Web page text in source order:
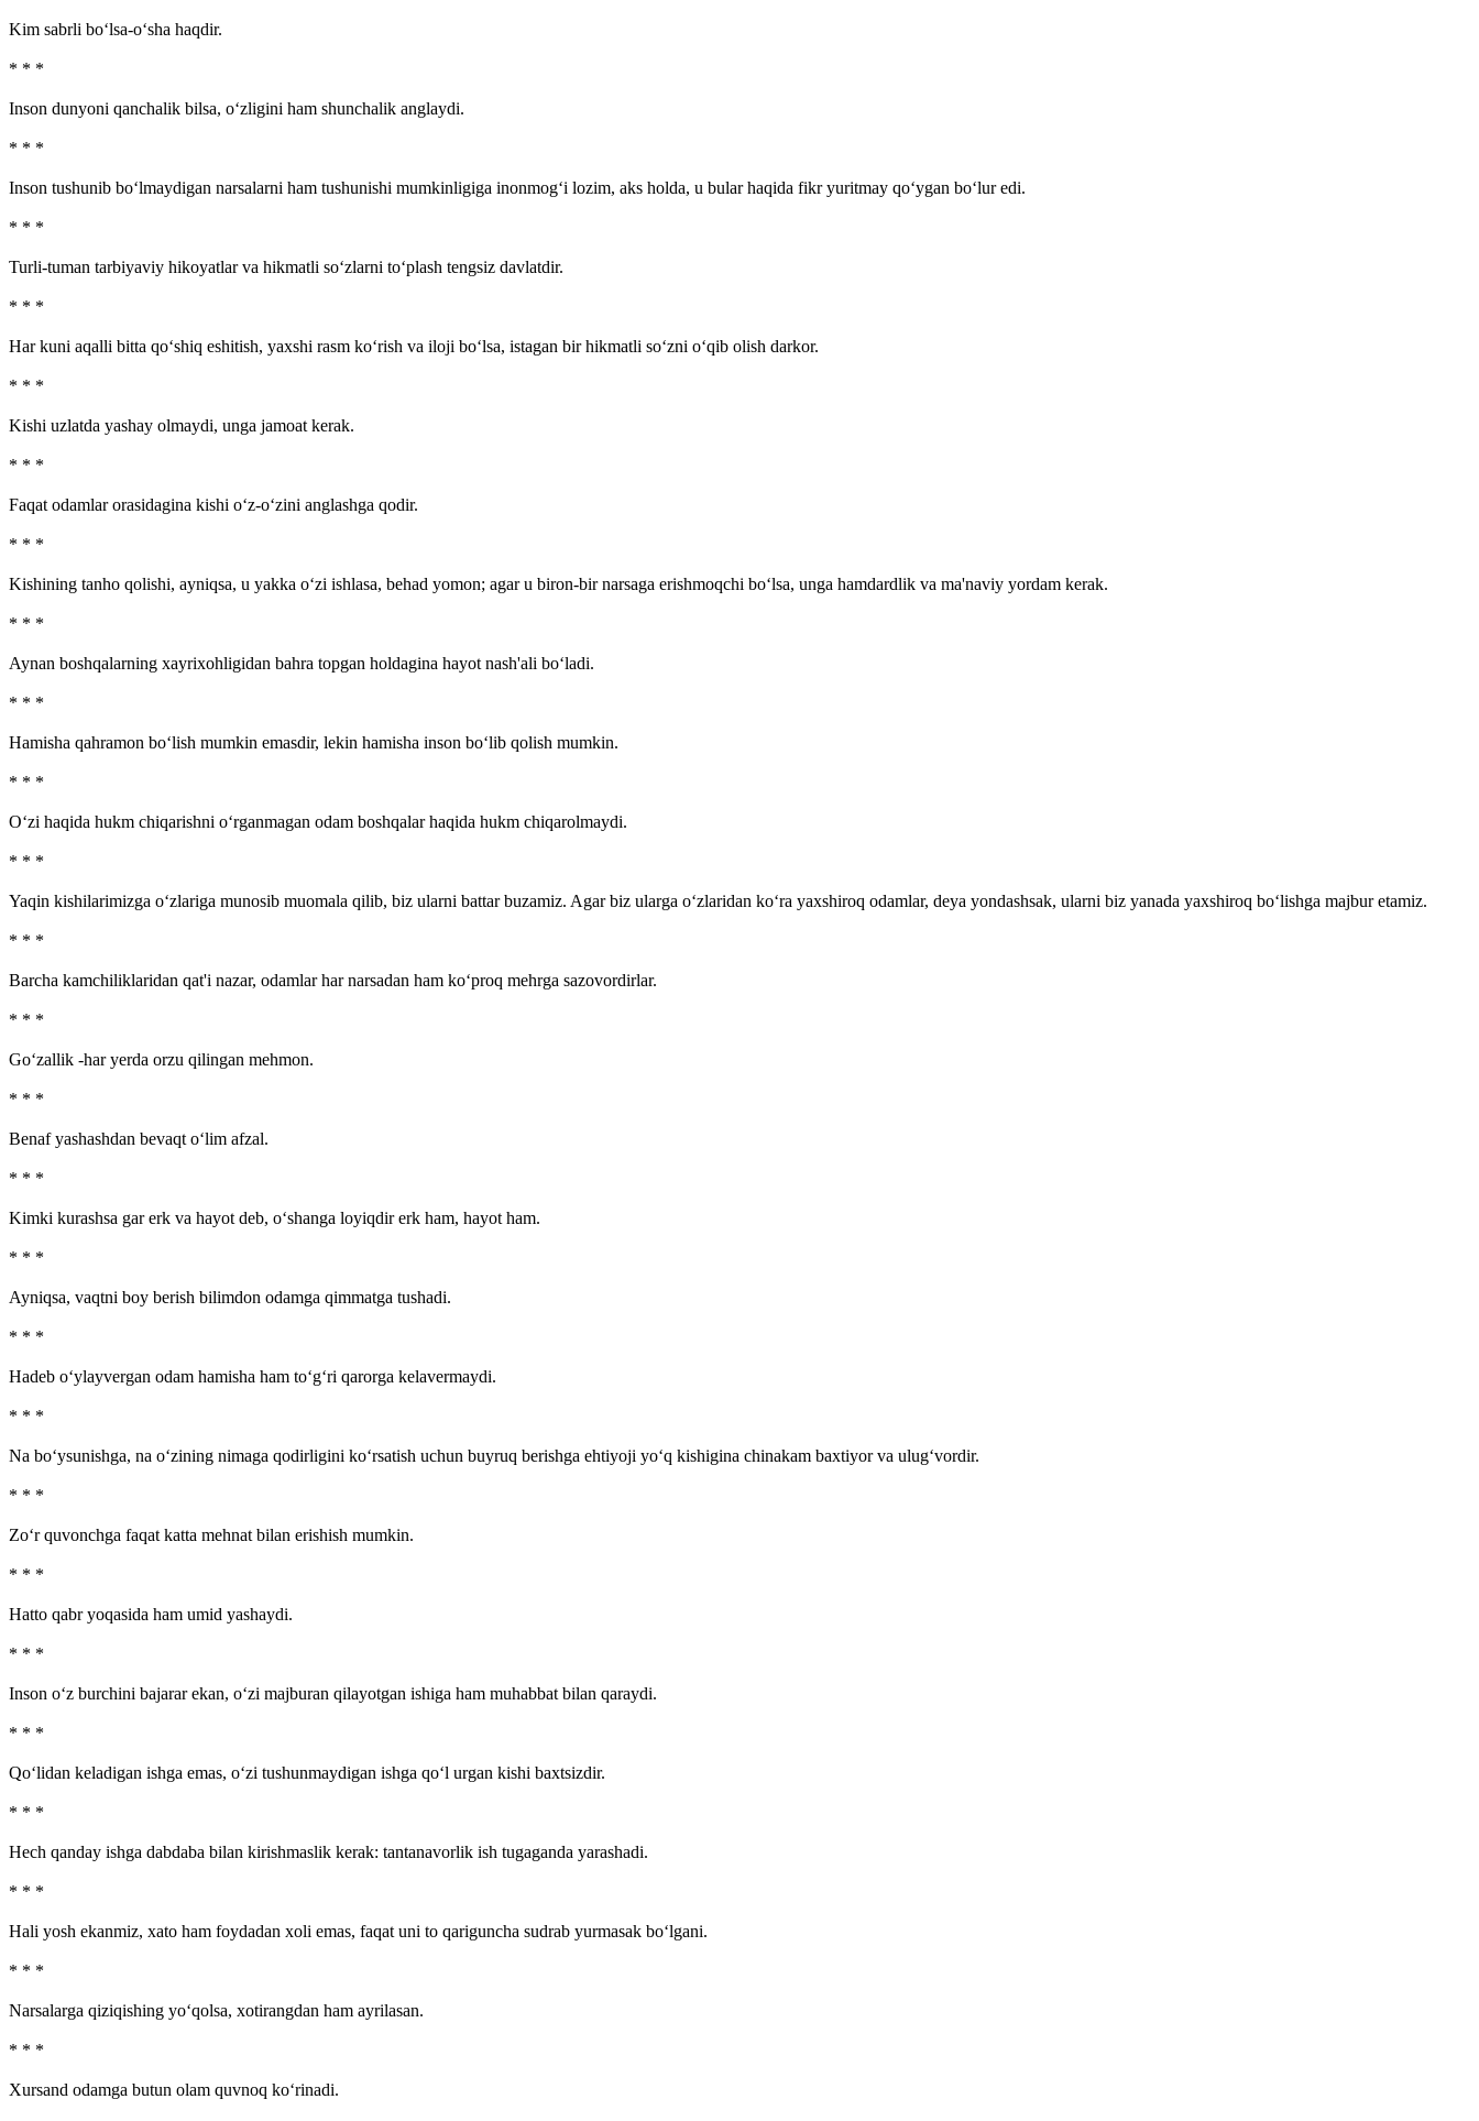
Kim sabrli bo‘lsa-o‘sha haqdir.
* * *
Inson dunyoni qanchalik bilsa, o‘zligini ham shunchalik anglaydi.
* * *
Inson tushunib bo‘lmaydigan narsalarni ham tushunishi mumkinligiga inonmog‘i lozim, aks holda, u bular haqida fikr yuritmay qo‘ygan bo‘lur edi.
* * *
Turli-tuman tarbiyaviy hikoyatlar va hikmatli so‘zlarni to‘plash tengsiz davlatdir.
* * *
Har kuni aqalli bitta qo‘shiq eshitish, yaxshi rasm ko‘rish va iloji bo‘lsa, istagan bir hikmatli so‘zni o‘qib olish darkor.
* * *
Kishi uzlatda yashay olmaydi, unga jamoat kerak.
* * *
Faqat odamlar orasidagina kishi o‘z-o‘zini anglashga qodir.
* * *
Kishining tanho qolishi, ayniqsa, u yakka o‘zi ishlasa, behad yomon; agar u biron-bir narsaga erishmoqchi bo‘lsa, unga hamdardlik va ma'naviy yordam kerak.
* * *
Aynan boshqalarning xayrixohligidan bahra topgan holdagina hayot nash'ali bo‘ladi.
* * *
Hamisha qahramon bo‘lish mumkin emasdir, lekin hamisha inson bo‘lib qolish mumkin.
* * *
O‘zi haqida hukm chiqarishni o‘rganmagan odam boshqalar haqida hukm chiqarolmaydi.
* * *
Yaqin kishilarimizga o‘zlariga munosib muomala qilib, biz ularni battar buzamiz. Agar biz ularga o‘zlaridan ko‘ra yaxshiroq odamlar, deya yondashsak, ularni biz yanada yaxshiroq bo‘lishga majbur etamiz.
* * *
Barcha kamchiliklaridan qat'i nazar, odamlar har narsadan ham ko‘proq mehrga sazovordirlar.
* * *
Go‘zallik -har yerda orzu qilingan mehmon.
* * *
Benaf yashashdan bevaqt o‘lim afzal.
* * *
Kimki kurashsa gar erk va hayot deb, o‘shanga loyiqdir erk ham, hayot ham.
* * *
Ayniqsa, vaqtni boy berish bilimdon odamga qimmatga tushadi.
* * *
Hadeb o‘ylayvergan odam hamisha ham to‘g‘ri qarorga kelavermaydi.
* * *
Na bo‘ysunishga, na o‘zining nimaga qodirligini ko‘rsatish uchun buyruq berishga ehtiyoji yo‘q kishigina chinakam baxtiyor va ulug‘vordir.
* * *
Zo‘r quvonchga faqat katta mehnat bilan erishish mumkin.
* * *
Hatto qabr yoqasida ham umid yashaydi.
* * *
Inson o‘z burchini bajarar ekan, o‘zi majburan qilayotgan ishiga ham muhabbat bilan qaraydi.
* * *
Qo‘lidan keladigan ishga emas, o‘zi tushunmaydigan ishga qo‘l urgan kishi baxtsizdir.
* * *
Hech qanday ishga dabdaba bilan kirishmaslik kerak: tantanavorlik ish tugaganda yarashadi.
* * *
Hali yosh ekanmiz, xato ham foydadan xoli emas, faqat uni to qariguncha sudrab yurmasak bo‘lgani.
* * *
Narsalarga qiziqishing yo‘qolsa, xotirangdan ham ayrilasan.
* * *
Xursand odamga butun olam quvnoq ko‘rinadi.